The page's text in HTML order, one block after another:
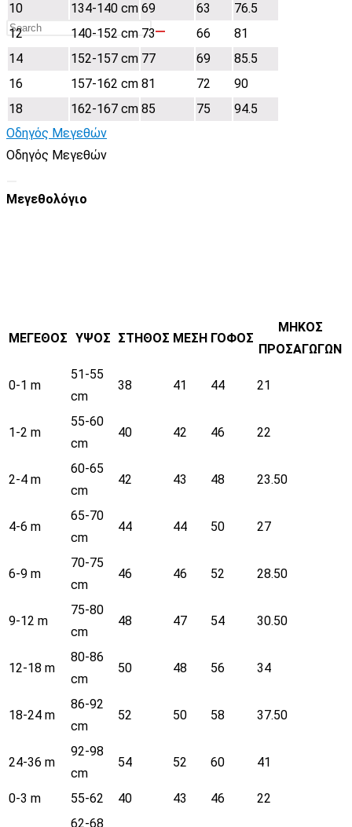
website
search
10
134-140 cm 69 63
76.5
12
140-152 cm 73 66
81
14
152-157 cm 77 69
85.5
16
157-162 cm 81 72
90
18
162-167 cm 85 75
94.5
Οδηγός Μεγεθών
Οδηγός Μεγεθών
Μεγεθολόγιο
ΜΕΓΕΘΟΣ ΥΨΟΣ ΣΤΗΘΟΣ ΜΕΣΗ ΓΟΦΟΣ
ΜΗΚΟΣ
ΠΡΟΣΑΓΩΓΩΝ
0-1 m
51-55
cm
38 41 44 21
1-2 m
55-60
cm
40 42 46 22
2-4 m
60-65
cm
42 43 48 23.50
4-6 m
65-70
cm
44 44 50 27
6-9 m
70-75
cm
46 46 52 28.50
9-12 m
75-80
cm
48 47 54 30.50
12-18 m
80-86
cm
50 48 56 34
18-24 m
86-92
cm
52 50 58 37.50
24-36 m
92-98
cm
54 52 60 41
0-3 m 55-62 40 43 46 22
62-68